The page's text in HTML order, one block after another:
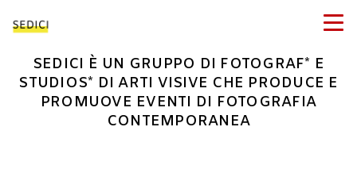
SEDICI È UN GRUPPO DI FOTOGRAF* E
STUDIOS* DI ARTI VISIVE CHE PRODUCE E
PROMUOVE EVENTI DI FOTOGRAFIA
CONTEMPORANEA